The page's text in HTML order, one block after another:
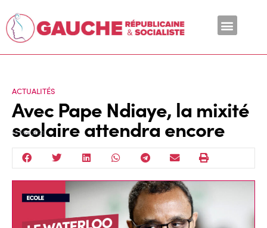
ACTUALITÉS
Avec Pape Ndiaye, la mixité
scolaire attendra encore
12 Mai 2023